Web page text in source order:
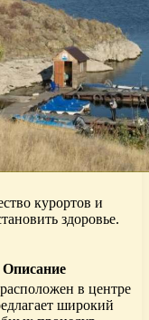
курортов и
здоровье.
Описание
в центре
широкий